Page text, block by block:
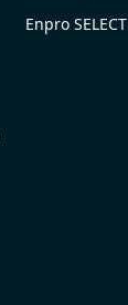
Enpro SELECT